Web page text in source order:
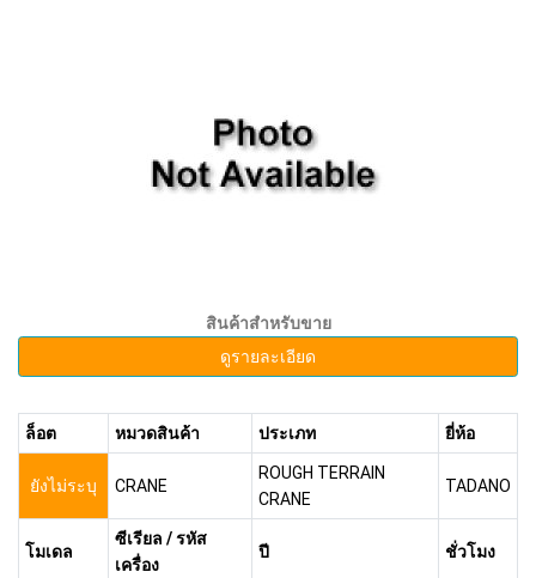
สินค้าสำหรับขาย
ดูรายละเอียด
ล็อต หมวดสินค้า ประเภท ยี่ห้อ
ยังไม่ระบุ CRANE
ROUGH TERRAIN
CRANE
TADANO
โมเดล
ซีเรียล / รหัส
เครื่อง
ปี ชั่วโมง